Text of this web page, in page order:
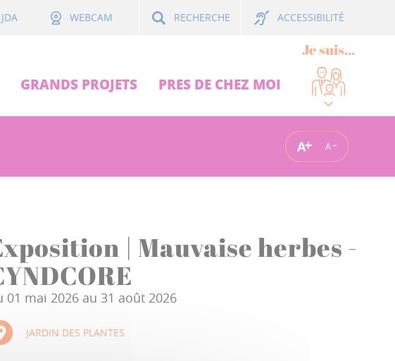
JDA WEBCAM RECHERCHE ACCESSIBILITÉ
GRANDS PROJETS PRES DE CHEZ MOI
Je suis...
A A
| Mauvaise herbes -
01 mai 2026 au 31 août 2026
JARDIN DES PLANTES